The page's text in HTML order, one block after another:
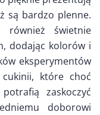
są bardzo plenne.
również świetnie
dodając kolorów i
eksperymentów
które choć
zaskoczyć
doborowi